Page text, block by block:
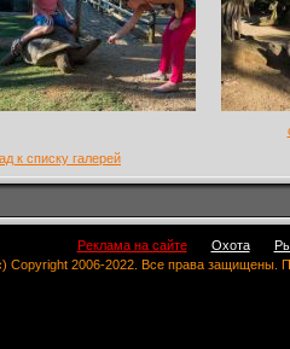
к списку галерей
Реклама на сайте Охота
Copyright 2006-2022. Все права защищены.